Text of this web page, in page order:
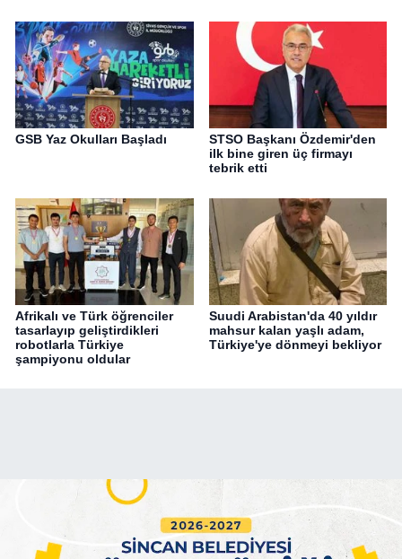
GSB Yaz Okulları Başladı
STSO Başkanı Özdemir'den
ilk bine giren üç firmayı
tebrik etti
Afrikalı ve Türk öğrenciler
tasarlayıp geliştirdikleri
robotlarla Türkiye
şampiyonu oldular
Suudi Arabistan'da 40 yıldır
mahsur kalan yaşlı adam,
Türkiye'ye dönmeyi bekliyor